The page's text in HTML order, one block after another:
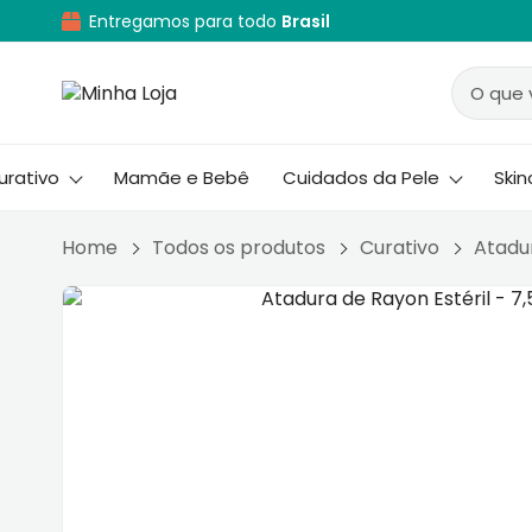
Entregamos para todo Brasil
Mamãe e Bebê Cuidados da Pele
Home Todos os produtos Curativo